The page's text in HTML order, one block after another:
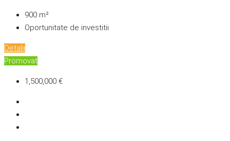
900 m²
Oportunitate de investitii
Detalii
Promovat
1,500,000 €